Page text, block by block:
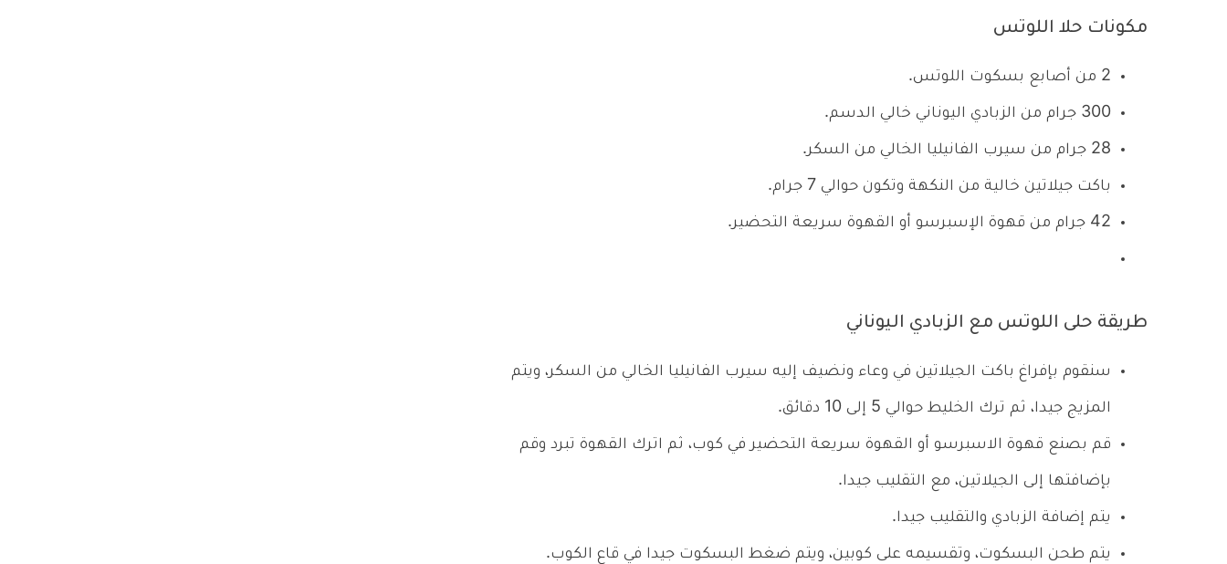
مكونات حلا اللوتس
2 من أصابع بسكوت اللوتس.
300 جرام من الزبادي اليوناني خالي الدسم.
28 جرام من سيرب الفانيليا الخالي من السكر.
باكت جيلاتين خالية من النكهة وتكون حوالي 7 جرام.
42 جرام من قهوة الإسبرسو أو القهوة سريعة التحضير.
طريقة حلى اللوتس مع الزبادي اليوناني
سنقوم بإفراغ باكت الجيلاتين في وعاء ونضيف إليه سيرب الفانيليا الخالي من السكر، ويتم
المزيج جيدا، ثم ترك الخليط حوالي 5 إلى 10 دقائق.
قم بصنع قهوة الاسبرسو أو القهوة سريعة التحضير في كوب، ثم اترك القهوة تبرد وقم
بإضافتها إلى الجيلاتين، مع التقليب جيدا.
يتم إضافة الزبادي والتقليب جيدا.
يتم طحن البسكوت، وتقسيمه على كوبين، ويتم ضغط البسكوت جيدا في قاع الكوب.